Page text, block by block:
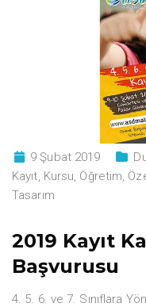
9 Şubat 2019
Kayıt, Kursu, Öğretim,
Tasarım
2019 Kayıt
Başvurusu
4. 5. 6. ve 7. Sınıflara